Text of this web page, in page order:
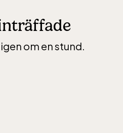
om en stund.